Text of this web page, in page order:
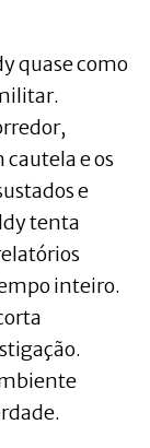
quase como
e os
e
tenta
inteiro.